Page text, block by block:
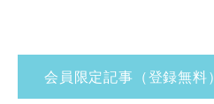
会員限定記事（登録無料）